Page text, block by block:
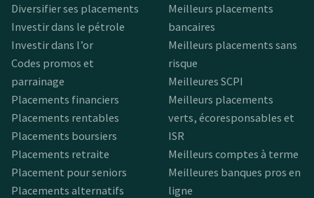
Diversifier ses placements
Investir dans le pétrole
Investir dans l’or
Codes promos et
parrainage
Placements financiers
Placements rentables
Placements boursiers
Placements retraite
Placement pour seniors
Placements alternatifs
Meilleurs placements
bancaires
Meilleurs placements sans
risque
Meilleures SCPI
Meilleurs placements
verts, écoresponsables et
ISR
Meilleurs comptes à terme
Meilleures banques pros en
ligne